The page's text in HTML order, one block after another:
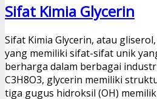
Sifat Kimia Glycerin
Sifat Kimia Glycerin, atau
yang memiliki sifat-sifat unik
berharga dalam berbagai
C3H8O3, glycerin memiliki
tiga gugus hidroksil (OH)